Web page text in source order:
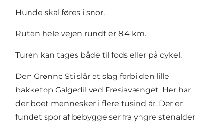
Hunde skal føres i snor.
Ruten hele vejen rundt er 8,4 km.
Turen kan tages både til fods eller på cykel.
Den Grønne Sti slår et slag forbi den lille
bakketop Galgedil ved Fresiavænget. Her har
der boet mennesker i flere tusind år. Der er
fundet spor af bebyggelser fra yngre stenalder